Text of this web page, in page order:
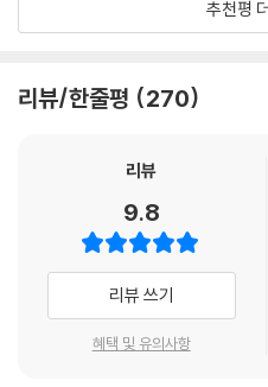
평생 공부력의 기반을 만드는 4~7
한 가지 과제에서 다른 과제로 주의
중 분할 주의력을 제외한 4가지 주
한다. 주의력의 기능 중 어느 하나도
정서에까지도 문제가 발생하게 된다.
---「Part 3 - STEP 01 4~7세 공부
아이? 주의력은 나쁜 아이?」중에서
4세 즈음부터 전두엽이 급격히 발달
그리고 더 큰 보상을 얻기 위한 만족
제가 가능해진다. 여기서 중요한 것
치유해온 20여 년의 경험과 깨달음
발달을 좌우하는 3가지 마법의 열
법, 마음을 다독이는 저자만의 따스
“지식, 주의력, 자기 조절력이 아이를
4~7세, 아이의 정서와 인지 발달을
이 시기를 지나는 부모들이 꼭 읽어
4~7세 아이의 부모는 아이를 잘 키
야 한다. 바로 정서와 인지의 균형
만 독불장군인 4세 아이, 밝고 예의
추천의 글 ② 아들의 이야기 중에서
부모에게 아이는 축복받은 작은 씨앗
서 또 하나의 세상을 만들 수 있길
을 추천한다. 그리고 지금까지도 내
세상을 만들어준 나의 어머니와 아
- 아들 (31세, 영재교육원 연구원)
추천평
리뷰/한줄평 270
리뷰
9.8
리뷰 쓰기
혜택 및 유의사항